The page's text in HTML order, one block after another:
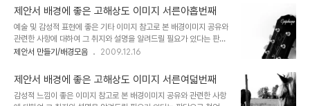
배경에 좋..
민되는 요소가 있었습니다. 이에 대한 내용을 처음 "제안서 배경에 좋
은 이미지"라는 시리즈 제목으로 이미지들을 올리기 시작하면서 그 첫
번째 글 "제안서 배경에 좋은 고해상도 이미지 하나"에서 저의 생각을
밝혀 놓았습니다. 어떤 내용인지 한번 보시길 부탁드립니다. (_ _) 내
용은 그리 길지 않습니다. ^^ 이미지 출처: interfacelift.com ▣ 멋
제안서 배경에..
제안서 배경에 좋은 고해상도 이미지 서른아홉번째
예술 및 감성적 표현에 좋은 기타 이미지 참고로 본 배경이미지 공유와
관련한 사항에 대하여 그 취지와 설명을 알려드릴 필요가 있다는 판단
으로 첨언을 추가합니다. 처음 제안서와 관련한 포스팅을 주제로 설정
여러 고민되는 요소가 있었습니다. 이에 대한 내용을 처음 "제안서 배
경에 좋은 이미지"라는 시리즈 제목으로 이미지들을 올리기 시작하면
서 그 첫번째 글 "제안서 배경에 좋은 고해상도 이미지 하나"에서 저의
제안서 만들기/배경모음 2009.12.16
제안서 배경에 좋은 고해상도 이미지 서른여덟번째
감성적 느낌이 좋은 이미지 참고로 본 배경이미지 공유와 관련한 사항